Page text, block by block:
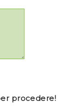
procedere!